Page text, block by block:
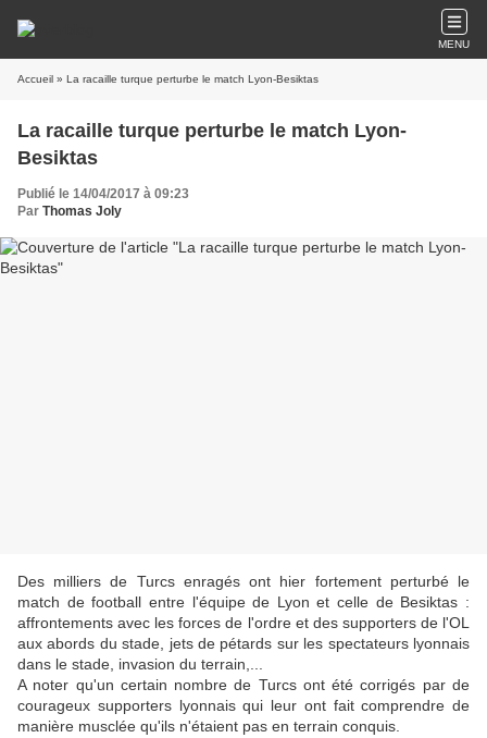
MENU
Accueil » La racaille turque perturbe le match Lyon-Besiktas
La racaille turque perturbe le match Lyon-
Besiktas
Publié le 14/04/2017 à 09:23
Par Thomas Joly
Des milliers de Turcs enragés ont hier fortement perturbé le
match de football entre l'équipe de Lyon et celle de Besiktas :
affrontements avec les forces de l'ordre et des supporters de l'OL
aux abords du stade, jets de pétards sur les spectateurs lyonnais
dans le stade, invasion du terrain,...
A noter qu'un certain nombre de Turcs ont été corrigés par de
courageux supporters lyonnais qui leur ont fait comprendre de
manière musclée qu'ils n'étaient pas en terrain conquis.